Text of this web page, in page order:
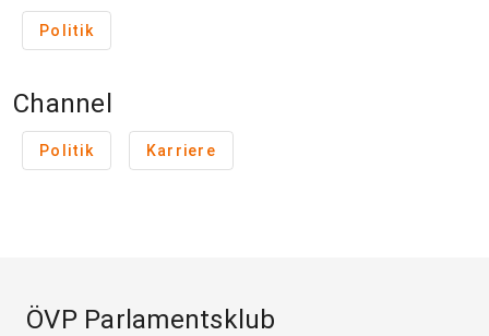
Politik
Channel
Politik Karriere
ÖVP Parlamentsklub